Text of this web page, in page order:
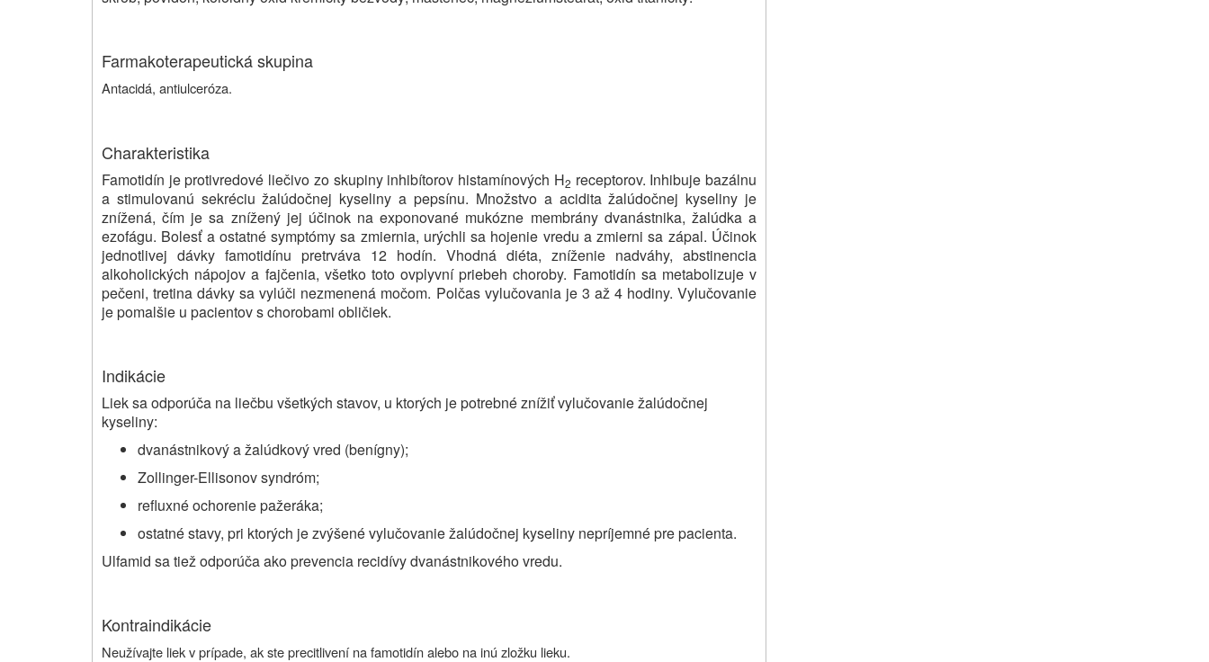
Farmakoterapeutická skupina
Antacidá, antiulceróza.
Charakteristika
Famotidín je protivredové liečivo zo skupiny inhibítorov histamínových H2 receptorov. Inhibuje bazálnu
a stimulovanú sekréciu žalúdočnej kyseliny a pepsínu. Množstvo a acidita žalúdočnej kyseliny je
znížená, čím je sa znížený jej účinok na exponované mukózne membrány dvanástnika, žalúdka a
ezofágu. Bolesť a ostatné symptómy sa zmiernia, urýchli sa hojenie vredu a zmierni sa zápal. Účinok
jednotlivej dávky famotidínu pretrváva 12 hodín. Vhodná diéta, zníženie nadváhy, abstinencia
alkoholických nápojov a fajčenia, všetko toto ovplyvní priebeh choroby. Famotidín sa metabolizuje v
pečeni, tretina dávky sa vylúči nezmenená močom. Polčas vylučovania je 3 až 4 hodiny. Vylučovanie
je pomalšie u pacientov s chorobami obličiek.
Indikácie
Liek sa odporúča na liečbu všetkých stavov, u ktorých je potrebné znížiť vylučovanie žalúdočnej
kyseliny:
dvanástnikový a žalúdkový vred (benígny);
Zollinger-Ellisonov syndróm;
refluxné ochorenie pažeráka;
ostatné stavy, pri ktorých je zvýšené vylučovanie žalúdočnej kyseliny nepríjemné pre pacienta.
Ulfamid sa tiež odporúča ako prevencia recidívy dvanástnikového vredu.
Kontraindikácie
Neužívajte liek v prípade, ak ste precitlivení na famotidín alebo na inú zložku lieku.